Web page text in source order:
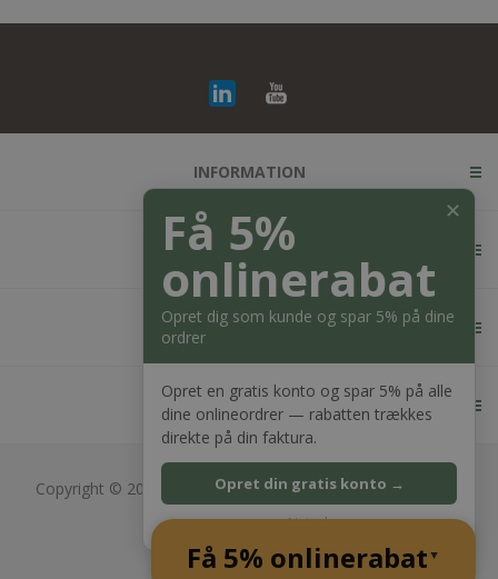
INFORMATION
KUNDESERVICE
MIN KONTO
KONTAKT OS
Copyright © 2026 Bagger Nielsen webshop. Alle rettigheder
forbeholdt.
Powered bynopCommerce
✕
Få 5%
onlinerabat
Opret dig som kunde og spar 5% på dine
ordrer
Opret en gratis konto og spar 5% på alle
dine onlineordrer — rabatten trækkes
direkte på din faktura.
Opret din gratis konto →
Nej tak
Få 5% onlinerabat ▲